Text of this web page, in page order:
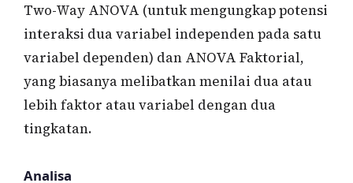
Two-Way ANOVA (untuk mengungkap potensi
interaksi dua variabel independen pada satu
variabel dependen) dan ANOVA Faktorial,
yang biasanya melibatkan menilai dua atau
lebih faktor atau variabel dengan dua
tingkatan.
Analisa